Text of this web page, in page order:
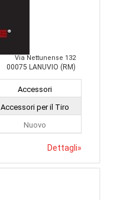
Via Nettunense 132
00075 LANUVIO (RM)
Accessori
Accessori per il Tiro
Nuovo
Dettagli»